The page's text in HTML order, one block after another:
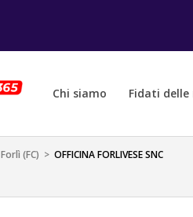
Chi siamo Fidati delle
Forlì (FC) > OFFICINA FORLIVESE SNC